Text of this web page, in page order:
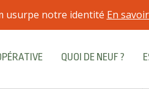
usurpe notre identité En
QUOI DE NEUF ?